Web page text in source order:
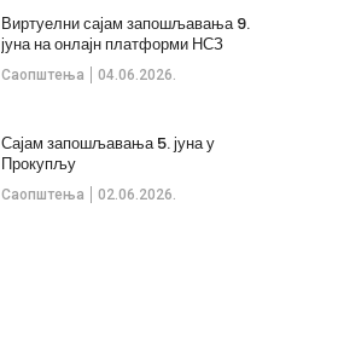
Саопштења 04.06.2026.
Виртуелни сајам запошљавања 9.
јуна на онлајн платформи НСЗ
Саопштења 02.06.2026.
Сајам запошљавања 5. јуна у
Прокупљу